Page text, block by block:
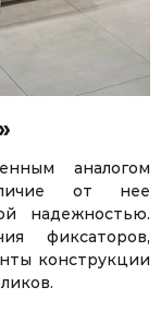
аналогом
от нее
надежностью.
фиксаторов,
конструкции